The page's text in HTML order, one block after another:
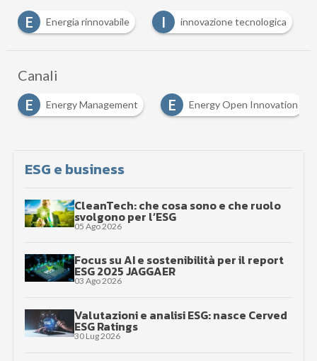
I innovazione tecnologica S sostenibilità
Canali
E Energy Open Innovation E Energy
ESG e business
CleanTech: che cosa sono e che ruolo
svolgono per l’ESG
05 Ago 2026
Focus su AI e sostenibilità per il report
ESG 2025 JAGGAER
03 Ago 2026
Valutazioni e analisi ESG: nasce Cerved
ESG Ratings
30 Lug 2026